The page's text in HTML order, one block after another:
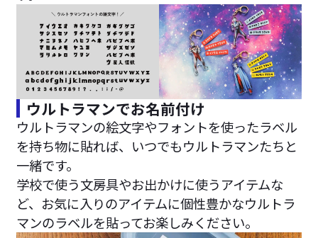
ウルトラマンでお名前付け
ウルトラマンの絵文字やフォントを使ったラベル
を持ち物に貼れば、いつでもウルトラマンたちと
一緒です。
学校で使う文房具やお出かけに使うアイテムな
ど、お気に入りのアイテムに個性豊かなウルトラ
マンのラベルを貼ってお楽しみください。